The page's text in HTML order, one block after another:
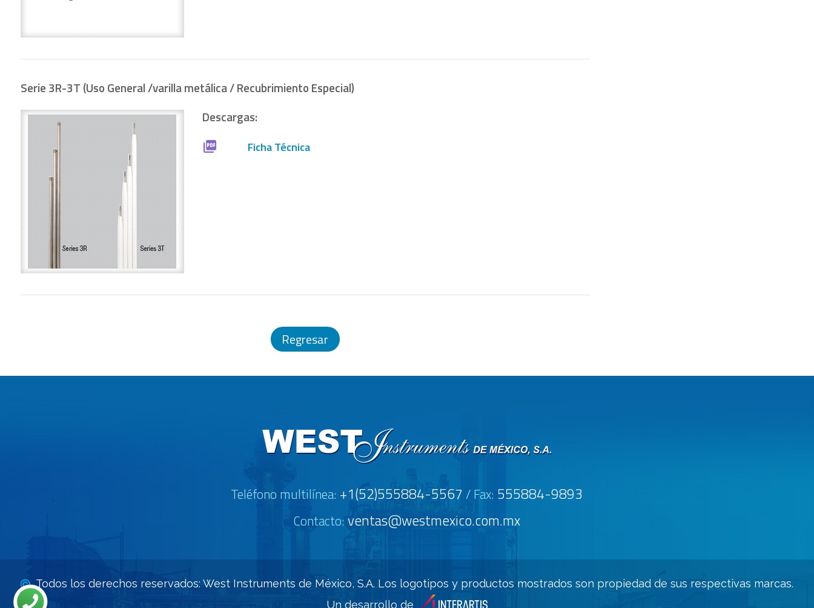
Serie 3R-3T (Uso General /varilla metálica / Recubrimiento Especial)
Descargas:
Ficha Técnica
Regresar
Teléfono multilínea: +1(52)555884-5567/ Fax: 555884-9893
Contacto: ventas@westmexico.com.mx
Todos los derechos reservados: West Instruments de México, S.A. Los logotipos y productos mostrados son propiedad de sus respectivas marcas.
Un desarrollo de